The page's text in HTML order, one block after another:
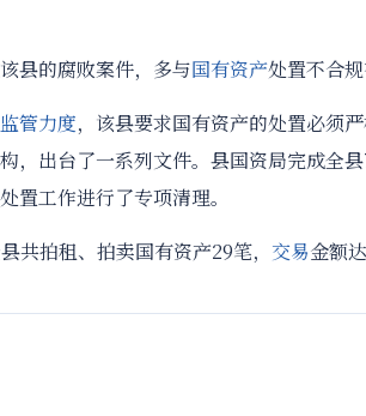
的腐败案件，多与国有资产处置不合规
监管力度，该县要求国有资产的处置必须
，出台了一系列文件。县国资局完成全
置工作进行了专项清理。
拍租、拍卖国有资产29笔， 交易金额